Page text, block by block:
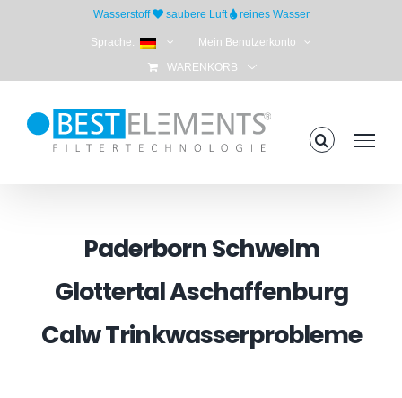
Wasserstoff saubere Luft reines Wasser
Sprache: Mein Benutzerkonto
WARENKORB
Paderborn Schwelm
Glottertal Aschaffenburg
Calw Trinkwasserprobleme